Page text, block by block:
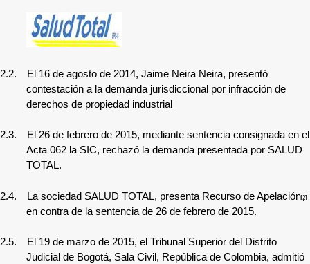
2.2.
El 16 de agosto de 2014, Jaime Neira Neira, presentó
contestación a la demanda jurisdiccional por infracción de
derechos de propiedad industrial
2.3.
El 26 de febrero de 2015, mediante sentencia consignada en el
Acta 062 la SIC, rechazó la demanda presentada por SALUD
TOTAL.
2.4. La sociedad SALUD TOTAL, presenta Recurso de Apelación[2]
en contra de la sentencia de 26 de febrero de 2015.
2.5.
El 19 de marzo de 2015, el Tribunal Superior del Distrito
Judicial de Bogotá, Sala Civil, República de Colombia, admitió